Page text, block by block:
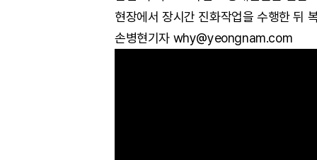
현장에서 장시간 진화작업을 수행한 뒤
손병현기자 why@yeongnam.com